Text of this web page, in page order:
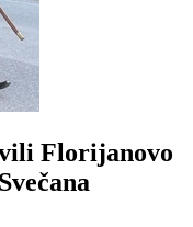
Florijanovo